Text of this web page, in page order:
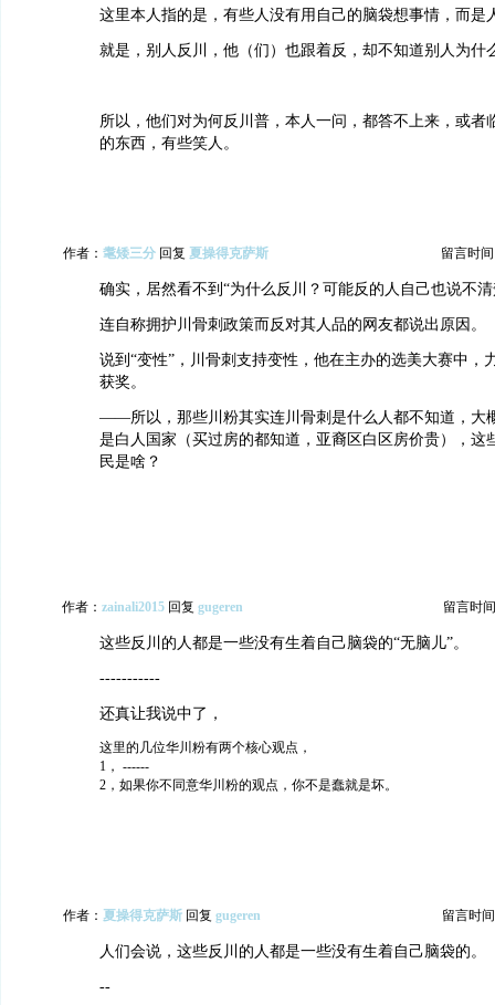
这里本人指的是，有些人没有用自己的脑袋想事情，而是
就是，别人反川，他（们）也跟着反，却不知道别人为什
所以，他们对为何反川普，本人一问，都答不上来，或者
的东西，有些笑人。
作者： 耄矮三分 回复 夏操得克萨斯 留言时间
确实，居然看不到“为什么反川？可能反的人自己也说不清
连自称拥护川骨刺政策而反对其人品的网友都说出原因。
说到“变性”，川骨刺支持变性，他在主办的选美大赛中，
获奖。
——所以，那些川粉其实连川骨刺是什么人都不知道，大
是白人国家（买过房的都知道，亚裔区白区房价贵），这
民是啥？
作者： zainali2015 回复 gugeren 留言时
这些反川的人都是一些没有生着自己脑袋的“无脑儿”。
-----------
还真让我说中了，
这里的几位华川粉有两个核心观点，
1， ------
2，如果你不同意华川粉的观点，你不是蠢就是坏。
作者： 夏操得克萨斯 回复 gugeren 留言时
人们会说，这些反川的人都是一些没有生着自己脑袋的。
--